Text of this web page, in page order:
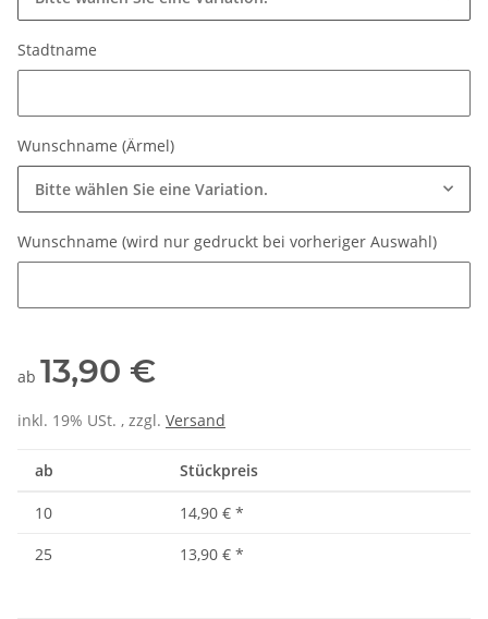
Stadtname
Wunschname (Ärmel)
Bitte wählen Sie eine Variation.
Wunschname (wird nur gedruckt bei vorheriger Auswahl)
ab 13,90 €
inkl. 19% USt. , zzgl. Versand
ab Stückpreis
10 14,90 € *
25
13,90 € *